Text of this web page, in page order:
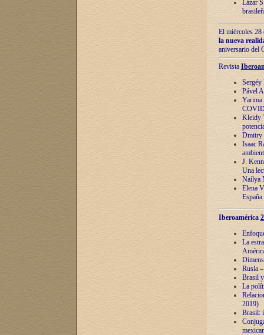
Lázar
El miércoles 28
la nueva
aniversario del
Revista
Sergéy
Pável
Yarima
Kleidy
Dmitry
Isaac
J.
Una
Naílya
Elena
España
Iberoamérica
La
Rusia
Brasil
La
2019)
Brasil: